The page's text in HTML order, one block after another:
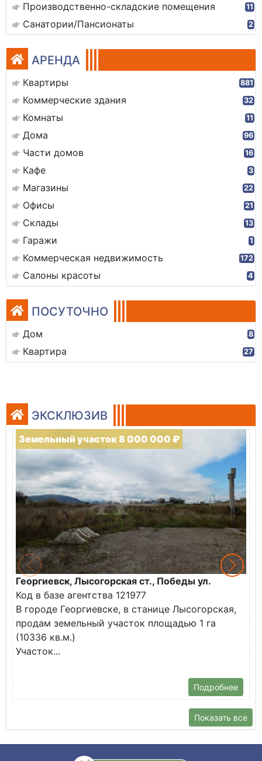
Производственно-складские помещения 11
Санатории/Пансионаты 2
АРЕНДА
Квартиры 881
Коммерческие здания 32
Комнаты 11
Дома 96
Части домов 16
Кафе 3
Магазины 22
Офисы 21
Склады 13
Гаражи 1
Коммерческая недвижимость 172
Салоны красоты 4
ПОСУТОЧНО
Дом 8
Квартира 27
ЭКСКЛЮЗИВ
Земельный участок 8 000 000 ₽
Георгиевск, Лысогорская ст., Победы ул.
Код в базе агентства 121977
В городе Георгиевске, в станице Лысогорская,
продам земельный участок площадью 1 га
(10336 кв.м.)
Участок...
Подробнее
Показать все